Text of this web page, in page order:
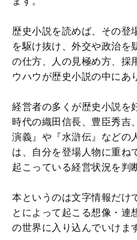
歴史小説を読めば、その登
を駆け抜け、外交や政治を
の仕方、人の見極め方、
ウハウが歴史小説の中にあ
経営者の多くが歴史小説を
時代の織田信長、豊臣秀吉
演義』や『水滸伝』などの
は、自分を登場人物に重ね
起こっている経営状況を判
本というのは文字情報だけ
とによって起こる想像・連
の世界に入り込んでいけま